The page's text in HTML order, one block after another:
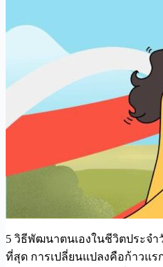
5 วิธีพัฒนาตนเองในชีวิตประจ
ที่สุด การเปลี่ยนแปลงคือก้าวแ